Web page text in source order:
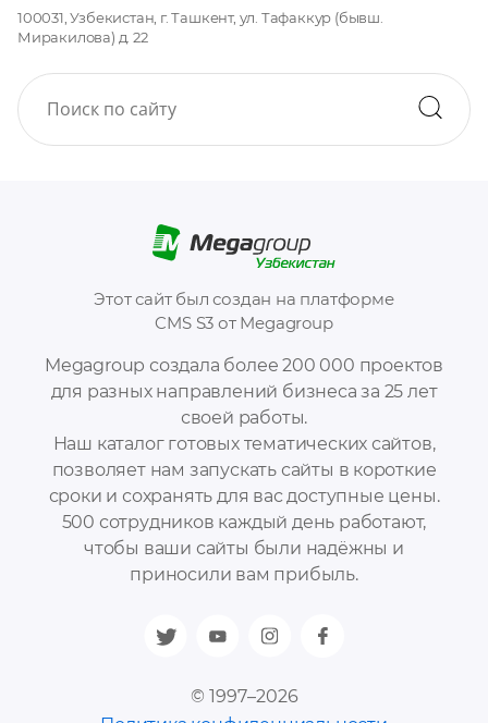
Megagroup создала более 200 000 проектов
для разных направлений бизнеса за 25 лет
своей работы.
Наш каталог готовых тематических сайтов,
позволяет нам запускать сайты в короткие
сроки и сохранять для вас доступные цены.
500 сотрудников каждый день работают,
чтобы ваши сайты были надёжны и
приносили вам прибыль.
© 1997–2026
Этот сайт был создан на платформе
CMS S3 от Megagroup
100031, Узбекистан, г. Ташкент, ул. Тафаккур (бывш.
Миракилова) д. 22